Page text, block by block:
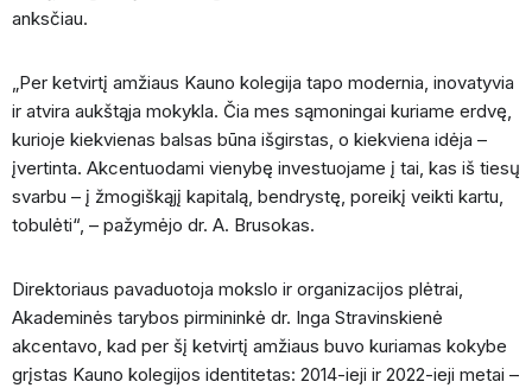
anksčiau.
„Per ketvirtį amžiaus Kauno kolegija tapo modernia, inovatyvia
ir atvira aukštąja mokykla. Čia mes sąmoningai kuriame erdvę,
kurioje kiekvienas balsas būna išgirstas, o kiekviena idėja –
įvertinta. Akcentuodami vienybę investuojame į tai, kas iš tiesų
svarbu – į žmogiškąjį kapitalą, bendrystę, poreikį veikti kartu,
tobulėti“, – pažymėjo dr. A. Brusokas.
Direktoriaus pavaduotoja mokslo ir organizacijos plėtrai,
Akademinės tarybos pirmininkė dr. Inga Stravinskienė
akcentavo, kad per šį ketvirtį amžiaus buvo kuriamas kokybe
grįstas Kauno kolegijos identitetas: 2014-ieji ir 2022-ieji metai –